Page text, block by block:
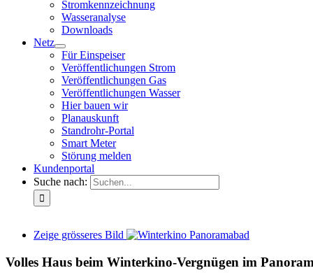
Stromkennzeichnung
Wasseranalyse
Downloads
Netz
Für Einspeiser
Veröffentlichungen Strom
Veröffentlichungen Gas
Veröffentlichungen Wasser
Hier bauen wir
Planauskunft
Standrohr-Portal
Smart Meter
Störung melden
Kundenportal
Suche nach:
Zeige grösseres Bild
Volles Haus beim Winterkino-Vergnügen im